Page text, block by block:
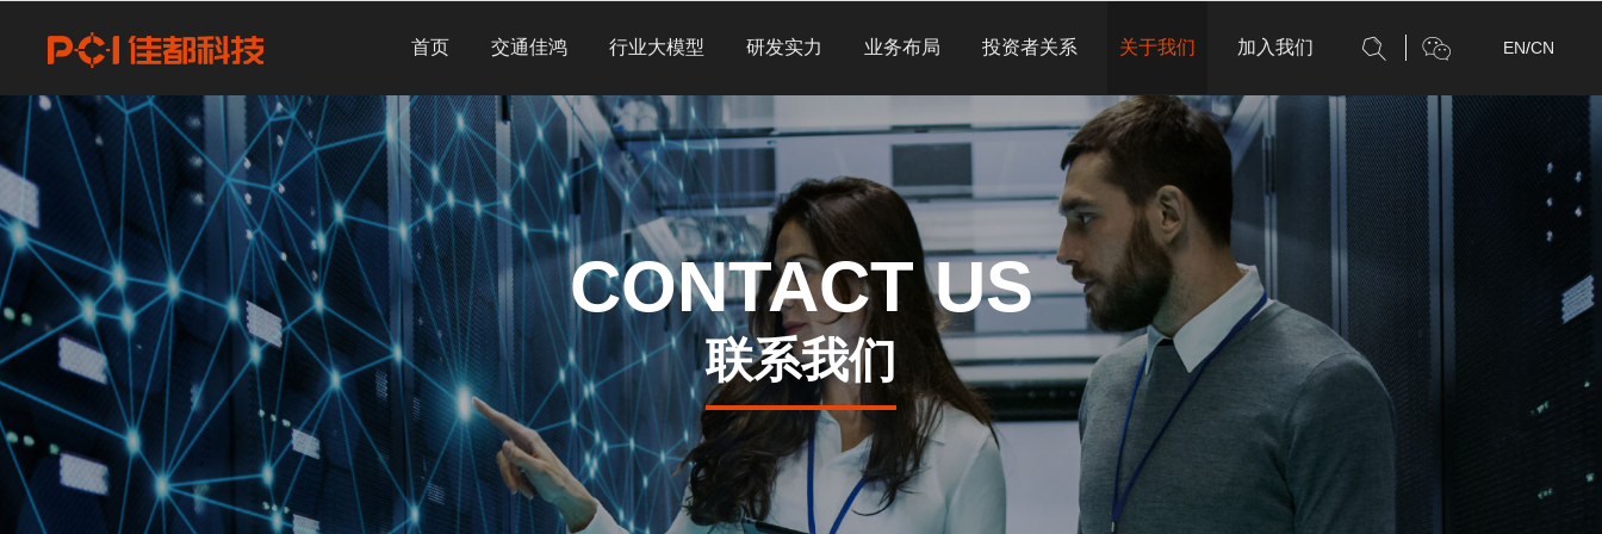
EN/CN
首页 交通佳鸿 行业大模型 研发实力 业务布局 投资者关系 关于我们 加入我们
CONTACT US
联系我们